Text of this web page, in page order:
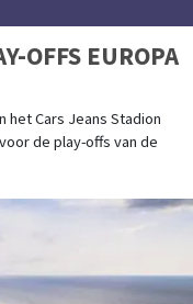
OFFS EUROPA
het Cars Jeans Stadion
de play-offs van de